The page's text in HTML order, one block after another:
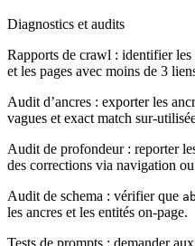
Diagnostics et audits
Rapports de crawl : identifier
et les pages avec moins de 3
Audit d’ancres : exporter les
vagues et exact match sur-
Audit de profondeur : reporter
des corrections via navigation
Audit de schema : vérifier que
les ancres et les entités on-page.
Tests de prompts : demander